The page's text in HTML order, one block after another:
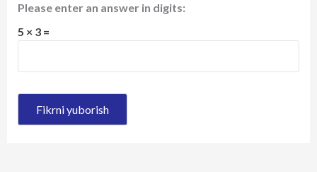
Please enter an answer in digits:
5 × 3 =